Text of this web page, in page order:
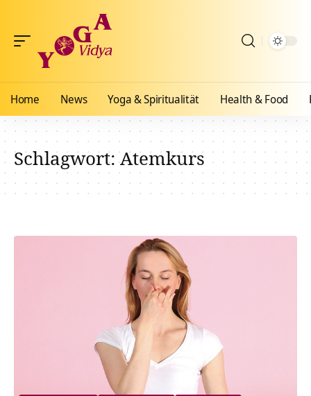
Home News Yoga & Spiritualität Health & Food
Schlagwort:Atemkurs